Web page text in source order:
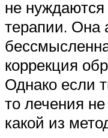
не
терапии. Она
коррекция
Однако если
то лечения
какой из